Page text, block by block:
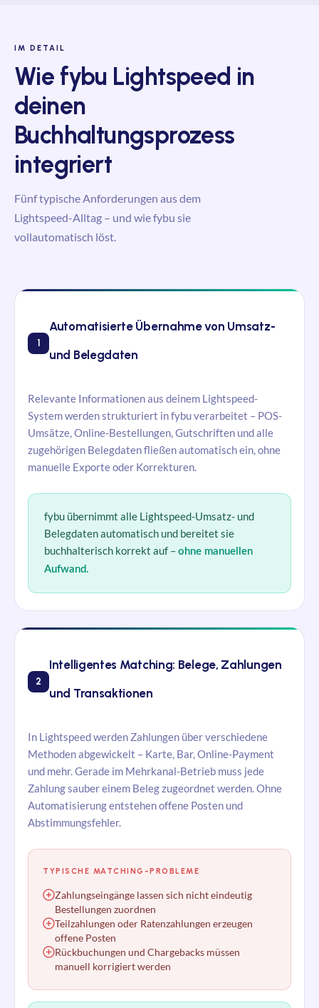
IM DETAIL
Wie fybu Lightspeed in
deinen
Buchhaltungsprozess
integriert
Fünf typische Anforderungen aus dem
Lightspeed-Alltag – und wiefybu sie
vollautomatisch löst.
1
Automatisierte Übernahme von Umsatz-
und Belegdaten
Relevante Informationen aus deinem Lightspeed-
System werden strukturiert infybuverarbeitet – POS-
Umsätze, Online-Bestellungen, Gutschriften und alle
zugehörigen Belegdaten fließen automatisch ein, ohne
manuelle Exporte oder Korrekturen.
fybu übernimmt alle Lightspeed-Umsatz- und
Belegdaten automatisch und bereitet sie
buchhalterisch korrekt auf – ohne manuellen
Aufwand.
2
Intelligentes Matching: Belege, Zahlungen
und Transaktionen
In Lightspeed werden Zahlungen über verschiedene
Methoden abgewickelt – Karte, Bar, Online-Payment
und mehr. Gerade im Mehrkanal-Betrieb muss jede
Zahlung sauber einem Beleg zugeordnet werden. Ohne
Automatisierung entstehen offene Posten und
Abstimmungsfehler.
TYPISCHE MATCHING-PROBLEME
Zahlungseingänge lassen sich nicht eindeutig
Bestellungen zuordnen
Teilzahlungen oder Ratenzahlungen erzeugen
offene Posten
Rückbuchungen und Chargebacks müssen
manuell korrigiert werden